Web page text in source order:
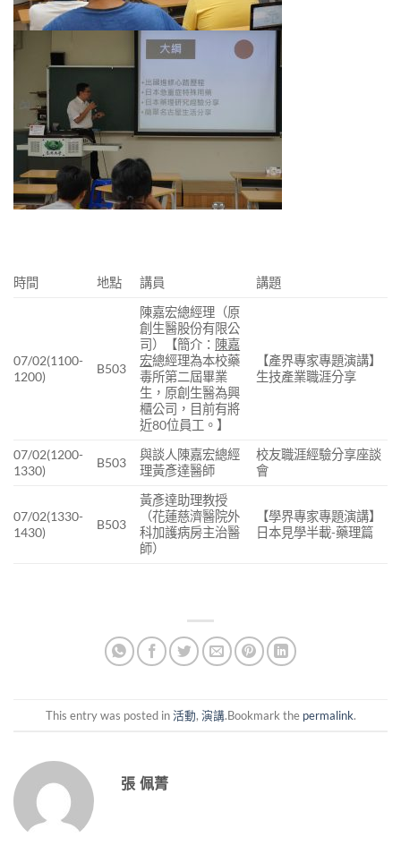
時間 地點 講員 講題
07/02(1100-
1200)
B503
陳嘉宏總經理（原
創生醫股份有限公
司）【簡介： 陳嘉
宏總經理為本校藥
毒所第二屆畢業
生，原創生醫為興
櫃公司，目前有將
近80位員工。】
【產界專家專題演講】
生技產業職涯分享
07/02(1200-
1330)
B503
與談人陳嘉宏總經
理黃彥達醫師
校友職涯經驗分享座談
會
07/02(1330-
1430)
B503
黃彥達助理教授
（花蓮慈濟醫院外
科加護病房主治醫
師）
【學界專家專題演講】
日本見學半載-藥理篇
This entry was posted in活動, 演講.Bookmark the permalink.
張 佩菁